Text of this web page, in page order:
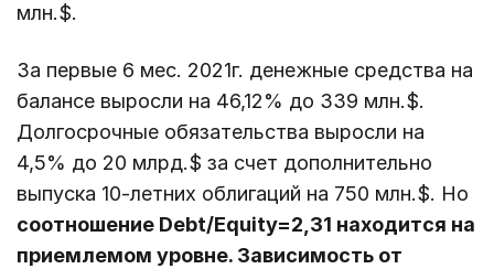
млн.$.
За первые 6 мес. 2021г. денежные средства на
балансе выросли на 46,12% до 339 млн.$.
Долгосрочные обязательства выросли на
4,5% до 20 млрд.$ за счет дополнительно
выпуска 10-летних облигаций на 750 млн.$. Но
соотношение Debt/Equity=2,31 находится на
приемлемом уровне. Зависимость от